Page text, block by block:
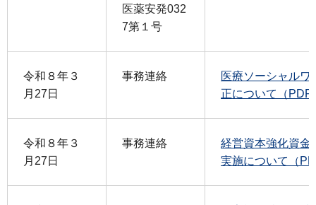
医薬安発032
7第１号
令和８年３
月27日
事務連絡
医療ソーシャルワ
正について（PDF
令和８年３
月27日
事務連絡
経営資本強化資金
実施について（